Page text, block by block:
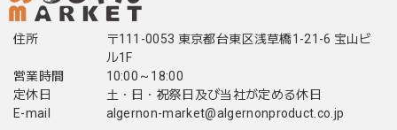
住所
〒111-0053 東京都台東区浅草橋1-21-6 宝山ビ
ル1F
営業時間
10:00～18:00
定休日
土・日・祝祭日及び当社が定める休日
E-mail
algernon-market@algernonproduct.co.jp